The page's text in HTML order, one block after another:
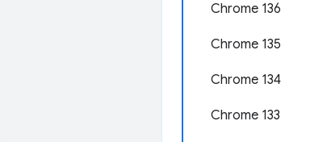
Chrome 136
Chrome 135
Chrome 134
Chrome 133